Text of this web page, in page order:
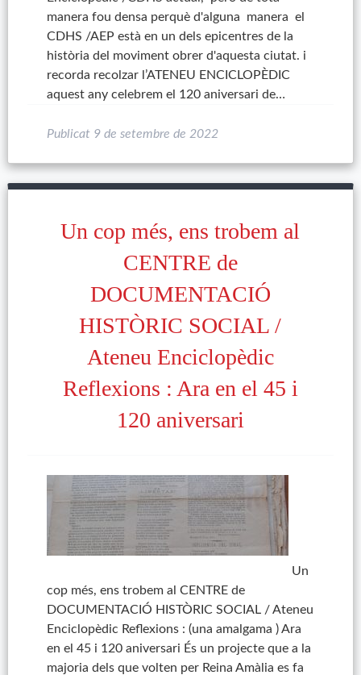
manera fou densa perquè d'alguna manera el
CDHS /AEP està en un dels epicentres de la
història del moviment obrer d'aquesta ciutat. i
recorda recolzar l’ATENEU ENCICLOPÈDIC
aquest any celebrem el 120 aniversari de…
Publicat 9 de setembre de 2022
Un cop més, ens trobem al
CENTRE de
DOCUMENTACIÓ
HISTÒRIC SOCIAL /
Ateneu Enciclopèdic
Reflexions : Ara en el 45 i
120 aniversari
Un
cop més, ens trobem al CENTRE de
DOCUMENTACIÓ HISTÒRIC SOCIAL / Ateneu
Enciclopèdic Reflexions : (una amalgama ) Ara
en el 45 i 120 aniversari És un projecte que a la
majoria dels que volten per Reina Amàlia es fa